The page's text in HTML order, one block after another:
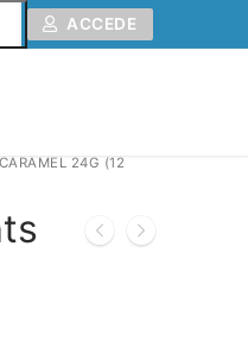
ACCEDE
24G (12